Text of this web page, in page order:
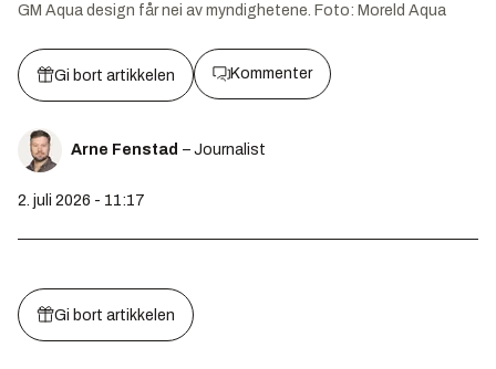
GM Aqua design får nei av myndighetene. Foto: Moreld Aqua
Gi bort artikkelen Kommenter
Arne Fenstad – Journalist
2. juli 2026 - 11:17
Gi bort artikkelen